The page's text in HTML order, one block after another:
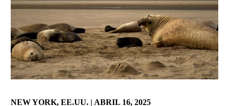
NEW YORK, EE.UU. | ABRIL 16, 2025